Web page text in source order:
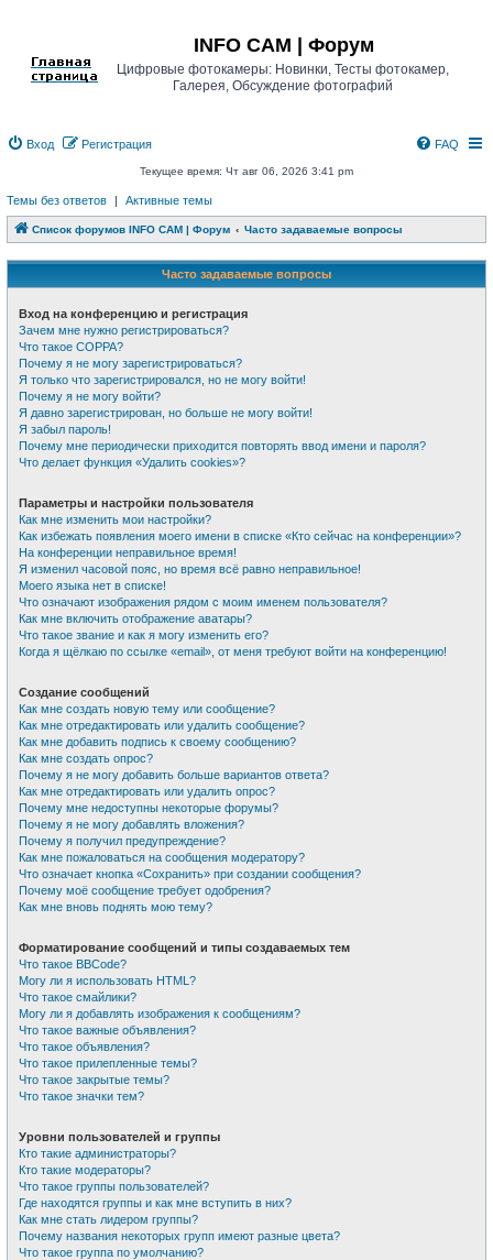
INFO CAM | Форум
Цифровые фотокамеры: Новинки, Тесты фотокамер,
Галерея, Обсуждение фотографий
Вход Регистрация FAQ
Текущее время: Чт авг 06, 2026 3:41 pm
Темы без ответов | Активные темы
Список форумов INFO CAM | Форум Часто задаваемые вопросы
Часто задаваемые вопросы
Вход на конференцию и регистрация
Зачем мне нужно регистрироваться?
Что такое COPPA?
Почему я не могу зарегистрироваться?
Я только что зарегистрировался, но не могу войти!
Почему я не могу войти?
Я давно зарегистрирован, но больше не могу войти!
Я забыл пароль!
Почему мне периодически приходится повторять ввод имени и пароля?
Что делает функция «Удалить cookies»?
Параметры и настройки пользователя
Как мне изменить мои настройки?
Как избежать появления моего имени в списке «Кто сейчас на конференции»?
На конференции неправильное время!
Я изменил часовой пояс, но время всё равно неправильное!
Моего языка нет в списке!
Что означают изображения рядом с моим именем пользователя?
Как мне включить отображение аватары?
Что такое звание и как я могу изменить его?
Когда я щёлкаю по ссылке «email», от меня требуют войти на конференцию!
Создание сообщений
Как мне создать новую тему или сообщение?
Как мне отредактировать или удалить сообщение?
Как мне добавить подпись к своему сообщению?
Как мне создать опрос?
Почему я не могу добавить больше вариантов ответа?
Как мне отредактировать или удалить опрос?
Почему мне недоступны некоторые форумы?
Почему я не могу добавлять вложения?
Почему я получил предупреждение?
Как мне пожаловаться на сообщения модератору?
Что означает кнопка «Сохранить» при создании сообщения?
Почему моё сообщение требует одобрения?
Как мне вновь поднять мою тему?
Форматирование сообщений и типы создаваемых тем
Что такое BBCode?
Могу ли я использовать HTML?
Что такое смайлики?
Могу ли я добавлять изображения к сообщениям?
Что такое важные объявления?
Что такое объявления?
Что такое прилепленные темы?
Что такое закрытые темы?
Что такое значки тем?
Уровни пользователей и группы
Кто такие администраторы?
Кто такие модераторы?
Что такое группы пользователей?
Где находятся группы и как мне вступить в них?
Как мне стать лидером группы?
Почему названия некоторых групп имеют разные цвета?
Что такое группа по умолчанию?